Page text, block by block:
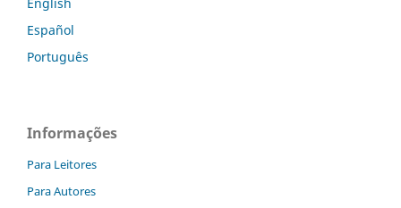
Español
Português
Informações
Para Leitores
Para Autores